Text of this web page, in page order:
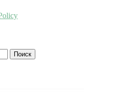
Поиск